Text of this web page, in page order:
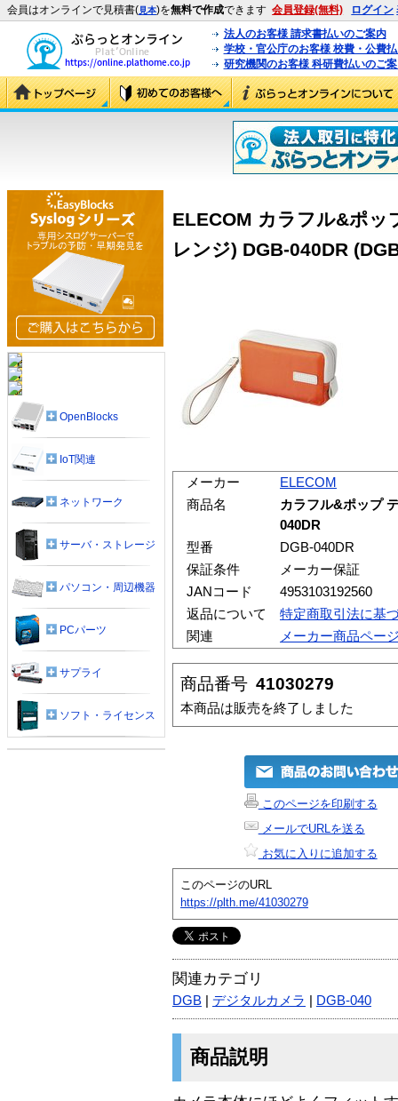
会員はオンラインで見積書(見本)を無料で作成できます 会員登録(無料) ログイン
法人のお客様 請求書払いのご案内
学校・官公庁のお客様 校費・公費
研究機関のお客様 科研費払いのご
ELECOM カラフル&ポ
レンジ) DGB-040DR
メーカー
ELECOM
商品名
カラフル&ポップ
040DR
型番
DGB-040DR
保証条件
メーカー保証
JANコード
4953103192560
返品について
特定商取引法に基
関連
メーカー商品ペー
商品番号 41030279
本商品は販売を終了しました
このページを印刷する
メールでURLを送る
お気に入りに追加する
このページのURL
https://plth.me/41030279
関連カテゴリ
DGB デジタルカメラ DGB-040
商品説明
OpenBlocks
IoT関連
ネットワーク
サーバ・ストレージ
パソコン・周辺機器
PCパーツ
サプライ
ソフト・ライセンス